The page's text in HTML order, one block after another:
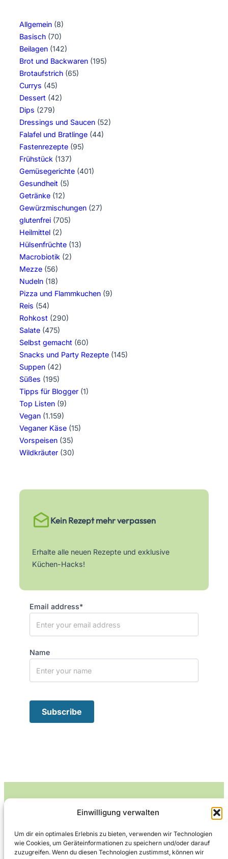
Einwilligung verwalten
Um dir ein optimales Erlebnis zu bieten, verwenden wir Technologien
wie Cookies, um Geräteinformationen zu speichern und/oder darauf
zuzugreifen. Wenn du diesen Technologien zustimmst, können wir
Allgemein (8)
Basisch (70)
Beilagen (142)
Brot und Backwaren (195)
Brotaufstrich (65)
Currys (45)
Dessert (42)
Dips (279)
Dressings und Saucen (52)
Falafel und Bratlinge (44)
Fastenrezepte (95)
Frühstück (137)
Gemüsegerichte (401)
Gesundheit (5)
Getränke (12)
Gewürzmischungen (27)
glutenfrei (705)
Heilmittel (2)
Hülsenfrüchte (13)
Macrobiotik (2)
Mezze (56)
Nudeln (18)
Pizza und Flammkuchen (9)
Reis (54)
Rohkost (290)
Salate (475)
Selbst gemacht (60)
Snacks und Party Rezepte (145)
Suppen (42)
Süßes (195)
Tipps für Blogger (1)
Top Listen (9)
Vegan (1.159)
Veganer Käse (15)
Vorspeisen (35)
Wildkräuter (30)
Kein Rezept mehr verpassen
Erhalte alle neuen Rezepte und exklusive
Küchen-Hacks!
Email address*
Name
Leckerlife
Lecker essen – gesund leben.